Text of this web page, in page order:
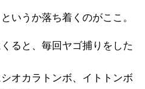
いうか落ち着くのがここ。
ると、毎回ヤゴ捕りをした
オカラトンボ、イトトンボ